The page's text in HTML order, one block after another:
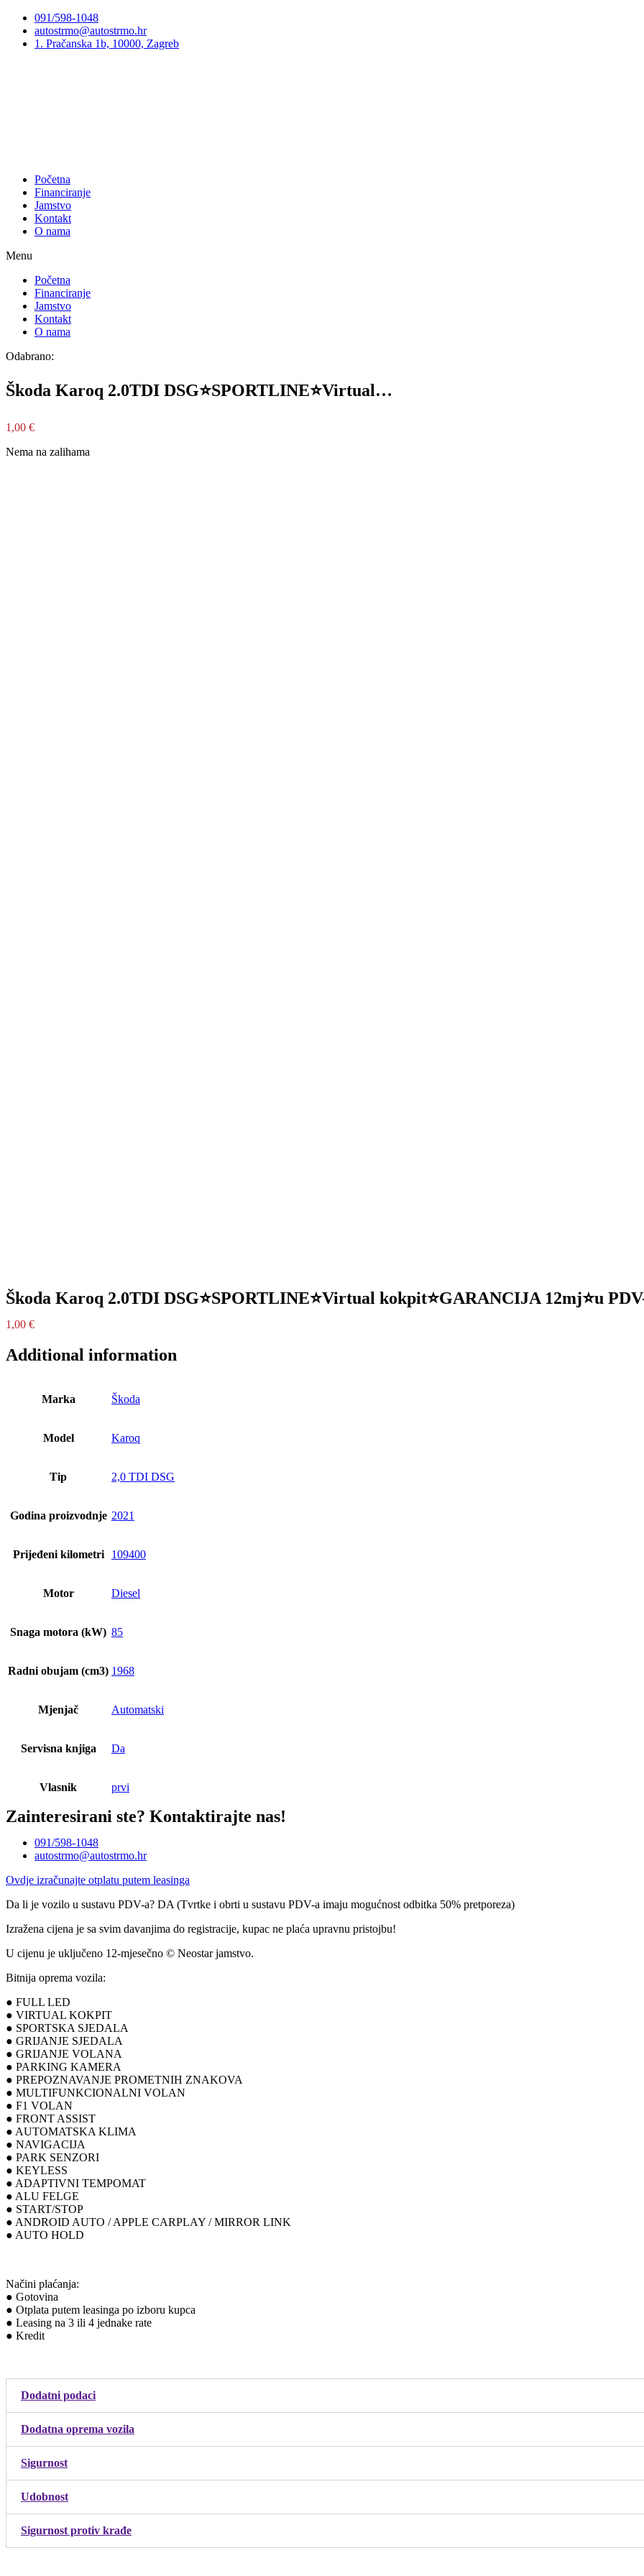
Preskoči
sadržaj
091/598-1048
autostrmo@autostrmo.hr
1. Pračanska 1b, 10000, Zagreb
Početna
Financiranje
Jamstvo
Kontakt
O nama
Menu
Početna
Financiranje
Jamstvo
Kontakt
O nama
Odabrano:
Škoda Karoq 2.0TDI DSG⭐SPORTLINE⭐Virtual…
1,00 €
Nema na zalihama
Škoda Karoq 2.0TDI DSG⭐SPORTLINE⭐Virtual kokpit⭐GARANCIJA 12mj⭐u
1,00 €
Additional information
Marka Škoda
Model Karoq
Tip 2,0 TDI DSG
Godina proizvodnje 2021
Prijeđeni kilometri 109400
Motor Diesel
Snaga motora (kW) 85
Radni obujam (cm3) 1968
Mjenjač Automatski
Servisna knjiga Da
Vlasnik prvi
Zainteresirani ste? Kontaktirajte nas!
091/598-1048
autostrmo@autostrmo.hr
Ovdje izračunajte otplatu putem leasinga
Da li je vozilo u sustavu PDV-a? DA (Tvrtke i obrti u sustavu PDV-a imaju mogućnost odbitka 50% pretporeza)
Izražena cijena je sa svim davanjima do registracije, kupac ne plaća upravnu pristojbu!
U cijenu je uključeno 12-mjesečno © Neostar jamstvo.
Bitnija oprema vozila:
● FULL LED
● VIRTUAL KOKPIT
● SPORTSKA SJEDALA
● GRIJANJE SJEDALA
● GRIJANJE VOLANA
● PARKING KAMERA
● PREPOZNAVANJE PROMETNIH ZNAKOVA
● MULTIFUNKCIONALNI VOLAN
● F1 VOLAN
● FRONT ASSIST
● AUTOMATSKA KLIMA
● NAVIGACIJA
● PARK SENZORI
● KEYLESS
● ADAPTIVNI TEMPOMAT
● ALU FELGE
● START/STOP
● ANDROID AUTO / APPLE CARPLAY / MIRROR LINK
● AUTO HOLD
Načini plaćanja:
● Gotovina
● Otplata putem leasinga po izboru kupca
● Leasing na 3 ili 4 jednake rate
● Kredit
Dodatni podaci
Dodatna oprema vozila
Sigurnost
Udobnost
Sigurnost protiv krađe